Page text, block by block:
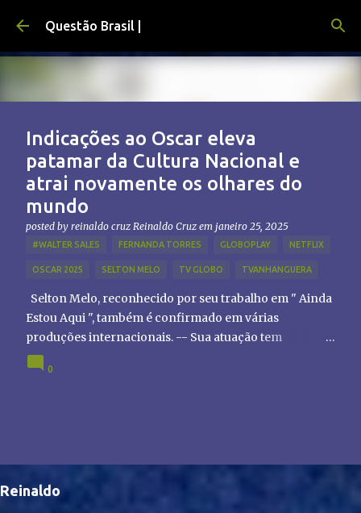
Pular para o conteúdo principal
Questão Brasil |
Indicações ao Oscar eleva
patamar da Cultura Nacional e
atrai novamente os olhares do
mundo
posted by reinaldo cruz Reinaldo Cruz em janeiro 25, 2025
#WALTER SALES FERNANDA TORRES GLOBOPLAY NETFLIX
OSCAR 2025 SELTON MELO TV GLOBO TVANHANGUERA
Selton Melo, reconhecido por seu trabalho em " Ainda
Estou Aqui ", também é confirmado em várias
produções internacionais. -- Sua atuação tem
chamado atenção de diretores e produtores fora do
Brasil, abrindo portas para novas oportunidades no
0
Reinaldo